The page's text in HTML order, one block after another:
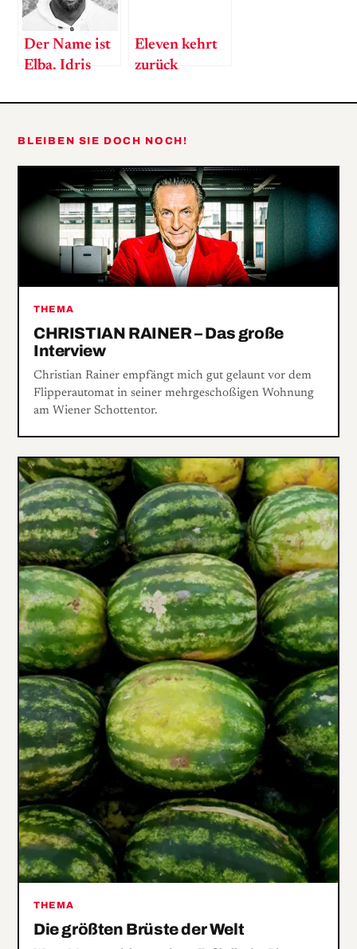
Der Name ist
Elba. Idris
Eleven kehrt
zurück
BLEIBEN SIE DOCH NOCH!
THEMA
CHRISTIAN RAINER – Das große
Interview
Christian Rainer empfängt mich gut gelaunt vor dem
Flipper­automat in seiner mehr­geschoßigen Wohnung
am Wiener Schottentor.
THEMA
Die größten Brüste der Welt